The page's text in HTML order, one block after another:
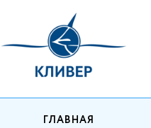
ГЛАВНАЯ